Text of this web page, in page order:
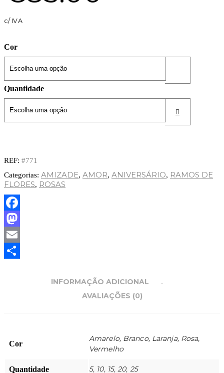
c/ IVA
Cor
Quantidade
REF: #771
Categorias: AMIZADE, AMOR, ANIVERSÁRIO, RAMOS DE
FLORES, ROSAS
Facebook
Mastodon
Email
INFORMAÇÃO ADICIONAL
AVALIAÇÕES (0)
Cor
Amarelo, Branco, Laranja, Rosa,
Vermelho
Quantidade 5, 10, 15, 20, 25